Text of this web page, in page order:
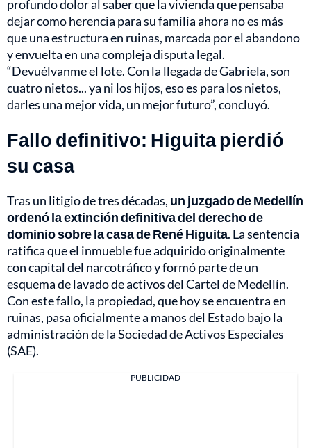
profundo dolor al saber que la vivienda que pensaba
dejar como herencia para su familia ahora no es más
que una estructura en ruinas, marcada por el abandono
y envuelta en una compleja disputa legal.
“Devuélvanme el lote. Con la llegada de Gabriela, son
cuatro nietos... ya ni los hijos, eso es para los nietos,
darles una mejor vida, un mejor futuro”, concluyó.
Fallo definitivo: Higuita pierdió
su casa
Tras un litigio de tres décadas, un juzgado de Medellín
ordenó la extinción definitiva del derecho de
dominio sobre la casa de René Higuita. La sentencia
ratifica que el inmueble fue adquirido originalmente
con capital del narcotráfico y formó parte de un
esquema de lavado de activos del Cartel de Medellín.
Con este fallo, la propiedad, que hoy se encuentra en
ruinas, pasa oficialmente a manos del Estado bajo la
administración de la Sociedad de Activos Especiales
(SAE).
PUBLICIDAD